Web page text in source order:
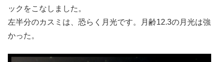
ックをこなしました。
左半分のカスミは、恐らく月光です。月齢12.3の月光は強
かった。